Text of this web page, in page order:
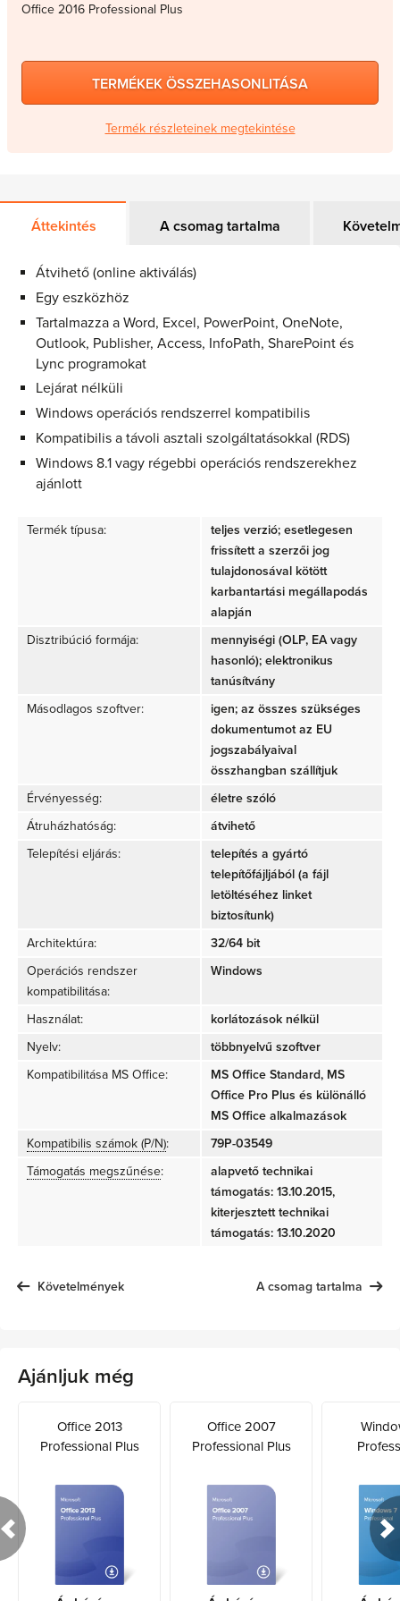
Office 2016 Professional Plus
TERMÉKEK ÖSSZEHASONLITÁSA
Termék részleteinek megtekintése
Áttekintés A csomag tartalma
Átvihető (online aktiválás)
Egy eszközhöz
Tartalmazza a Word, Excel, PowerPoint, OneNote,
Outlook, Publisher, Access, InfoPath, SharePoint és
Lync programokat
Lejárat nélküli
Windows operációs rendszerrel kompatibilis
Kompatibilis a távoli asztali szolgáltatásokkal (RDS)
Windows 8.1 vagy régebbi operációs rendszerekhez
ajánlott
Termék típusa:
teljes verzió; esetlegesen
frissített a szerzői jog
tulajdonosával kötött
karbantartási megállapodás
alapján
Disztribúció formája:
mennyiségi (OLP, EA vagy
hasonló); elektronikus
tanúsítvány
Másodlagos szoftver:
igen; az összes szükséges
dokumentumot az EU
jogszabályaival
összhangban szállítjuk
Érvényesség:
életre szóló
Átruházhatóság:
átvihető
Telepítési eljárás:
telepítés a gyártó
telepítőfájljából (a fájl
letöltéséhez linket
biztosítunk)
Architektúra:
32/64 bit
Operációs rendszer
kompatibilitása:
Windows
Használat:
korlátozások nélkül
Nyelv:
többnyelvű szoftver
Kompatibilitása MS Office:
MS Office Standard, MS
Office Pro Plus és különálló
MS Office alkalmazások
Kompatibilis számok (P/N):
79P-03549
Támogatás megszűnése:
alapvető technikai
támogatás: 13.10.2015,
kiterjesztett technikai
támogatás: 13.10.2020
Követelmények A csomag tartalma
Ajánljuk még
Office 2013
Professional Plus
Office 2007
Professional Plus